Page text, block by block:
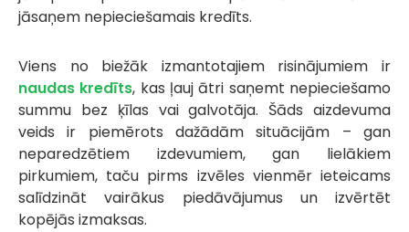
jāsaņem nepieciešamais kredīts.
Viens no biežāk izmantotajiem risinājumiem ir
naudas kredīts, kas ļauj ātri saņemt nepieciešamo
summu bez ķīlas vai galvotāja. Šāds aizdevuma
veids ir piemērots dažādām situācijām – gan
neparedzētiem izdevumiem, gan lielākiem
pirkumiem, taču pirms izvēles vienmēr ieteicams
salīdzināt vairākus piedāvājumus un izvērtēt
kopējās izmaksas.